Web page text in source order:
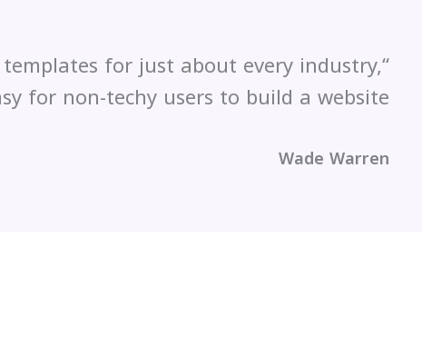
for just about every industry,
for non-techy users to build a website.”
Wade Warren